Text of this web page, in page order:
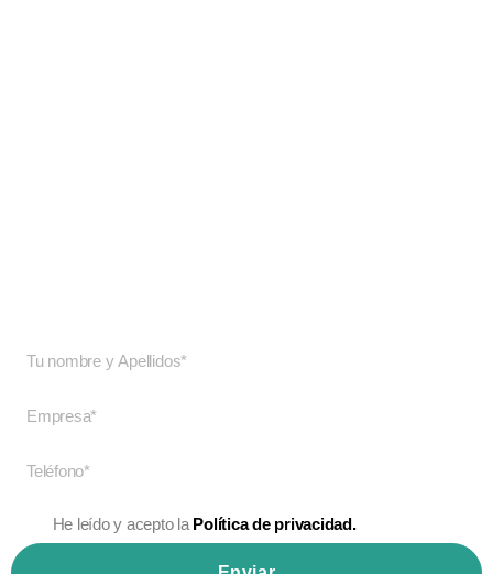
He leído y acepto la Política de privacidad.